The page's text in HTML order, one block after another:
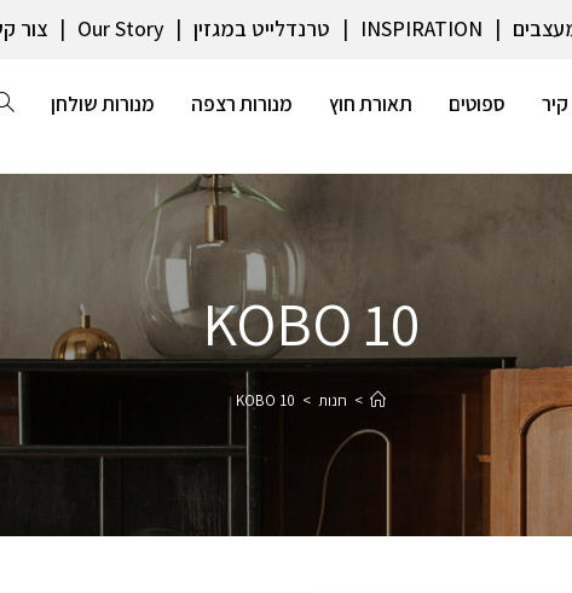
INSPIRATION טרנדלייט במגזין Our Story צור
ספוטים תאורת חוץ מנורות רצפה מנורות שולחן
KOBO 10
> חנות >
KOBO 10